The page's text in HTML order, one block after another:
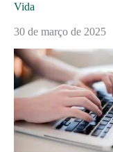
Vida
30 de março de 2025